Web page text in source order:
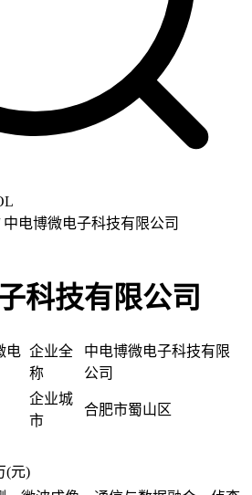
中电博微电子科技有限公司
科技有限公司
电 企业全
称
中电博微电子科技有限
公司
企业城
市
合肥市蜀山区
(元)